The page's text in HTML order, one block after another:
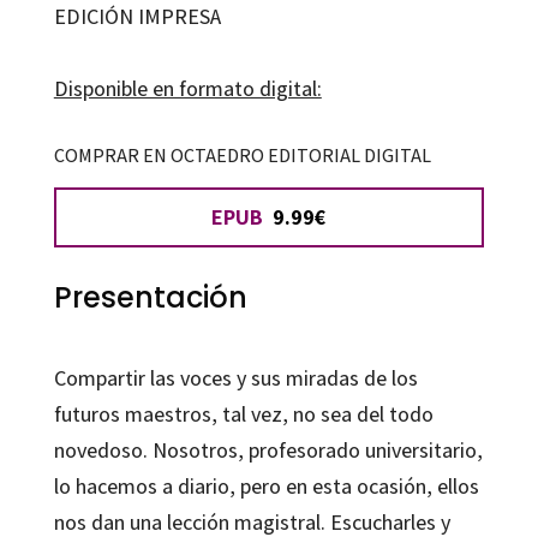
futuros
maestros
cantidad
EDICIÓN IMPRESA
Disponible en formato digital:
COMPRAR EN OCTAEDRO EDITORIAL DIGITAL
EPUB 9.99€
Presentación
Compartir las voces y sus miradas de los
futuros maestros, tal vez, no sea del todo
novedoso. Nosotros, profesorado universitario,
lo hacemos a diario, pero en esta ocasión, ellos
nos dan una lección magistral. Escucharles y